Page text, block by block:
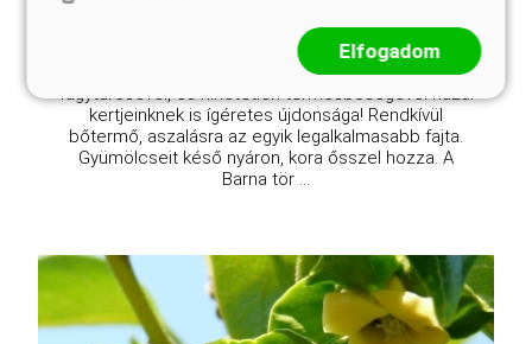
Nyugat-Európa legnépszerűbb fügéje, mely kiváló
fagytűrésével, és hihetetlen termésbőségével hazai
kertjeinknek is ígéretes újdonsága! Rendkívül
bőtermő, aszalásra az egyik legalkalmasabb fajta.
Gyümölcseit késő nyáron, kora ősszel hozza. A
Barna tör ...
Elfogadom